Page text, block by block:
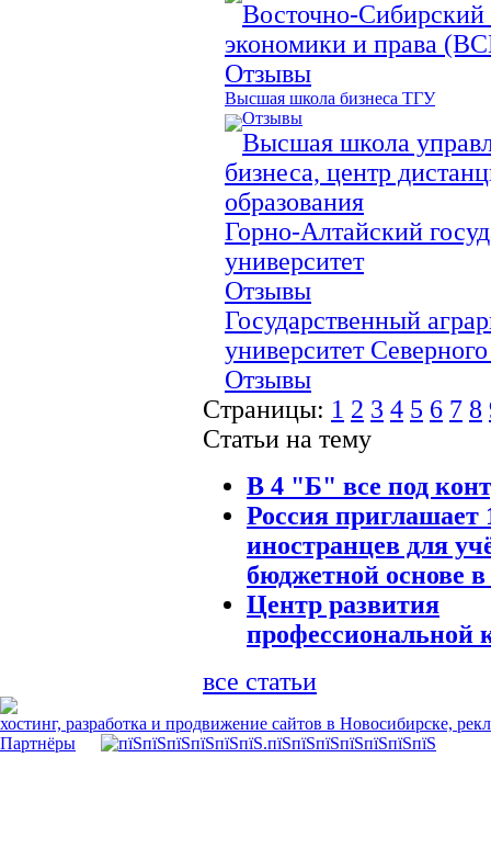
Восточно-Сибирский
экономики и права
Отзывы
Высшая школа бизнеса ТГУ
Отзывы
Высшая школа
бизнеса, центр
образования
Горно-Алтайский
университет
Отзывы
Государственный
университет
Отзывы
Страницы: 1 2 3 4 5 6 7 8
Статьи на тему
В 4 "Б" все под
Россия приглашает
иностранцев для
бюджетной основе
Центр развития
профессиональной
все статьи
хостинг, разработка и продвижение сайтов в Новосибирске,
Партнёры